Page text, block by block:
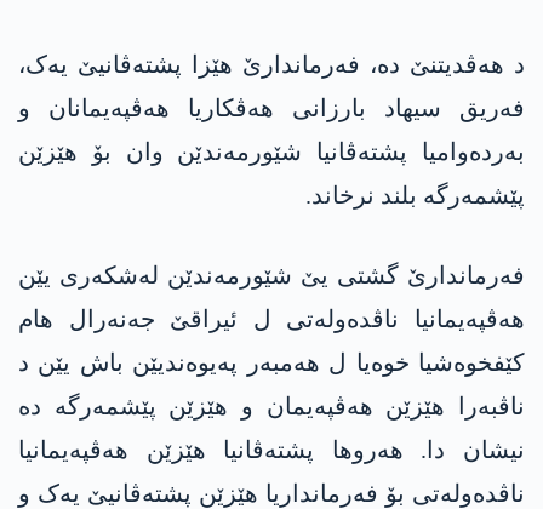
د ھەڤدیتنێ دە، فەرماندارێ ھێزا پشتەڤانیێ یەک،
فەریق سیھاد بارزانی ھەڤکاریا ھەڤپەیمانان و
بەردەوامیا پشتەڤانیا شێورمەندێن وان بۆ ھێزێن
پێشمەرگە بلند نرخاند.
فەرماندارێ گشتی یێ شێورمەندێن لەشکەری یێن
ھەڤپەیمانیا ناڤدەولەتی ل ئیراقێ جەنەرال ھام
کێفخوەشیا خوەیا ل ھەمبەر پەیوەندیێن باش یێن د
ناڤبەرا ھێزێن ھەڤپەیمان و ھێزێن پێشمەرگە دە
نیشان دا. ھەروھا پشتەڤانیا ھێزێن ھەڤپەیمانیا
ناڤدەولەتی بۆ فەرمانداریا ھێزێن پشتەڤانیێ یەک و